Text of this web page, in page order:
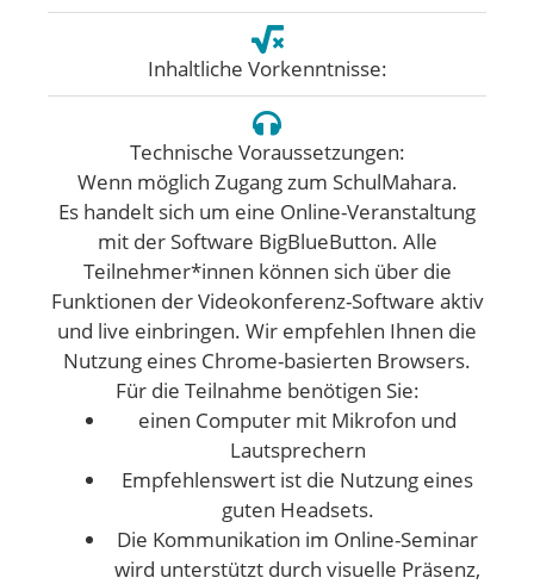
Inhaltliche Vorkenntnisse:
Technische Voraussetzungen:
Wenn möglich Zugang zum SchulMahara.
Es handelt sich um eine Online-Veranstaltung
mit der Software BigBlueButton. Alle
Teilnehmer*innen können sich über die
Funktionen der Videokonferenz-Software aktiv
und live einbringen. Wir empfehlen Ihnen die
Nutzung eines Chrome-basierten Browsers.
Für die Teilnahme benötigen Sie:
einen Computer mit Mikrofon und
Lautsprechern
Empfehlenswert ist die Nutzung eines
guten Headsets.
Die Kommunikation im Online-Seminar
wird unterstützt durch visuelle Präsenz,